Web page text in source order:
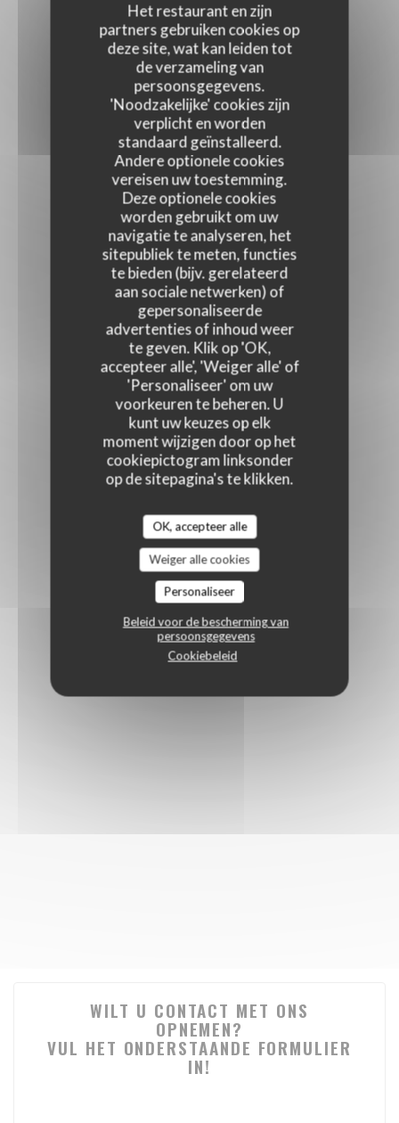
Het restaurant en zijn
partners gebruiken cookies op
deze site, wat kan leiden tot
de verzameling van
persoonsgegevens.
'Noodzakelijke' cookies zijn
verplicht en worden
standaard geïnstalleerd.
Andere optionele cookies
vereisen uw toestemming.
Deze optionele cookies
worden gebruikt om uw
navigatie te analyseren, het
sitepubliek te meten, functies
te bieden (bijv. gerelateerd
aan sociale netwerken) of
gepersonaliseerde
advertenties of inhoud weer
te geven. Klik op 'OK,
accepteer alle', 'Weiger alle' of
'Personaliseer' om uw
voorkeuren te beheren. U
kunt uw keuzes op elk
moment wijzigen door op het
cookiepictogram linksonder
op de sitepagina's te klikken.
OK, accepteer alle
Weiger alle cookies
Personaliseer
Beleid voor de bescherming van
persoonsgegevens
Cookiebeleid
WILT U CONTACT MET ONS
OPNEMEN?
VUL HET ONDERSTAANDE FORMULIER
IN!